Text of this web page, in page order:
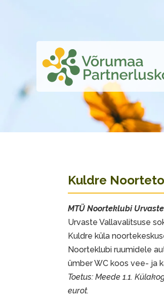
Kuldre
MTÜ Noorteklubi
Urvaste Vallavalitsuse
Kuldre küla
Noorteklubi ruumidele
ümber WC koos vee- ja
Toetus: Meede 1.1.
eurot.